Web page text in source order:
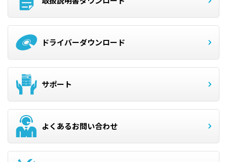
ドライバーダウンロード
サポート
よくあるお問い合わせ